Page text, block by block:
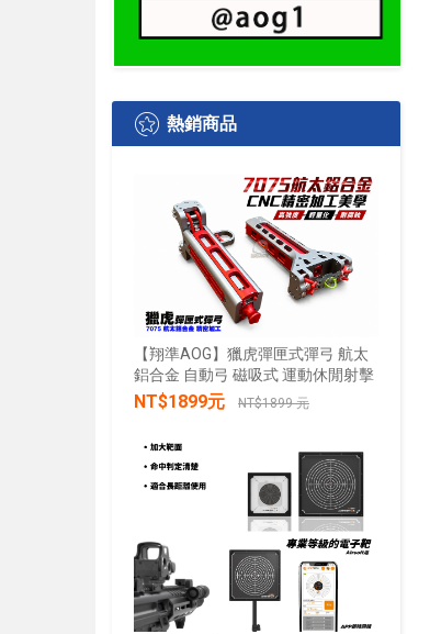
熱銷商品
【翔準AOG】獵虎彈匣式彈弓 航太
鋁合金 自動弓 磁吸式 運動休閒射擊
NT$1899元 NT$1899 元